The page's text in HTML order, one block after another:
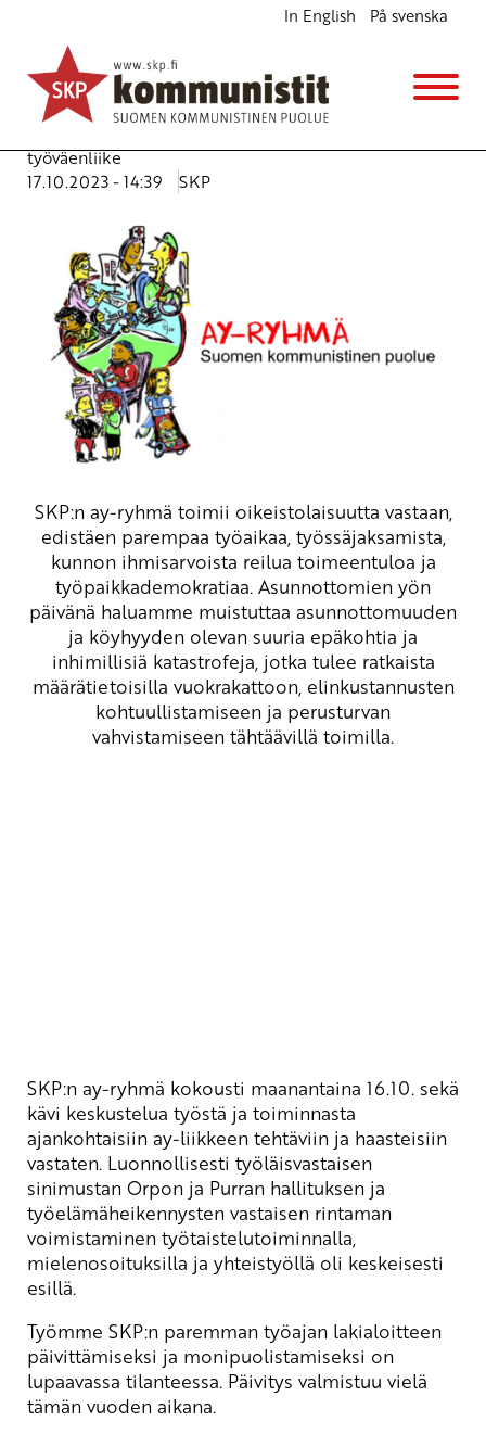
In English På svenska
Ay-kommunisteilla aloitteita
Ajankohtaista
Avainsanat:ay-liike,parempi työaika,SKP:n AY-ryhmä
työväenliike
17.10.2023 - 14:39
SKP
SKP:n ay-ryhmä toimii oikeistolaisuutta vastaan,
edistäen parempaa työaikaa, työssäjaksamista,
kunnon ihmisarvoista reilua toimeentuloa ja
työpaikkademokratiaa. Asunnottomien yön
päivänä haluamme muistuttaa asunnottomuuden
ja köyhyyden olevan suuria epäkohtia ja
inhimillisiä katastrofeja, jotka tulee ratkaista
määrätietoisilla vuokrakattoon, elinkustannusten
kohtuullistamiseen ja perusturvan
vahvistamiseen tähtäävillä toimilla.
SKP:n ay-ryhmä kokousti maanantaina 16.10. sekä
kävi keskustelua työstä ja toiminnasta
ajankohtaisiin ay-liikkeen tehtäviin ja haasteisiin
vastaten. Luonnollisesti työläisvastaisen
sinimustan Orpon ja Purran hallituksen ja
työelämäheikennysten vastaisen rintaman
voimistaminen työtaistelutoiminnalla,
mielenosoituksilla ja yhteistyöllä oli keskeisesti
esillä.
Työmme SKP:n paremman työajan lakialoitteen
päivittämiseksi ja monipuolistamiseksi on
lupaavassa tilanteessa. Päivitys valmistuu vielä
tämän vuoden aikana.